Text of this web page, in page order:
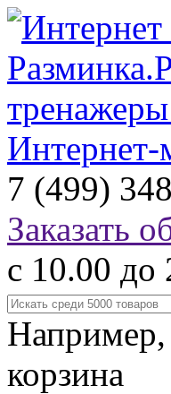
Интернет-
7 (499)
Заказать
с 10.00 до
Например,
корзина